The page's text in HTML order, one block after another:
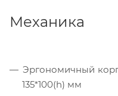
Механика
Эргономичный
135*100(h) мм